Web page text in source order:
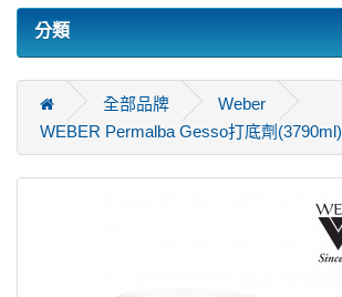
分類
全部品牌
Weber
WEBER Permalba Gesso打底劑(3790ml)